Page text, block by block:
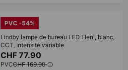
PVC -54%
Lindby lampe de bureau LED Eleni, blanc,
CCT, intensité variable
CHF 77.90
PVCCHF 169.90